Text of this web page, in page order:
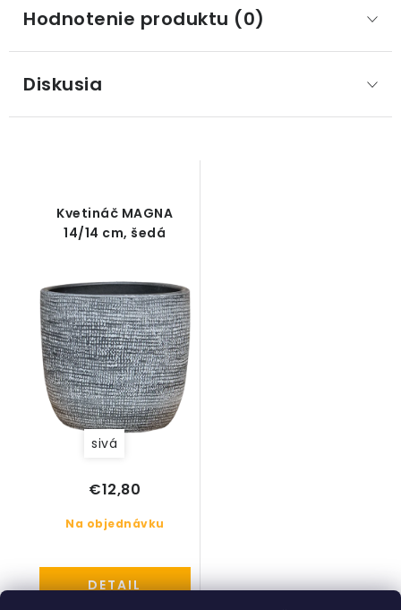
Hodnotenie produktu (0)
Diskusia
Kvetináč MAGNA
14/14 cm, šedá
sivá
Na objednávku
€12,80
DETAIL